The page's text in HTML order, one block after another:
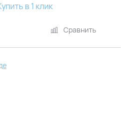
Сравнить
в 1 клик